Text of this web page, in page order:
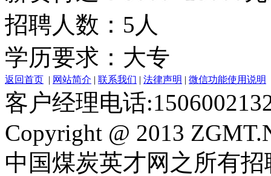
招聘人数：5人
学历要求：大专
返回首页 | 网站简介 | 联系我们 | 法律声明 | 微信功能使用说明
客户经理电话
Copyright @ 2013
中国煤炭英才网之所有